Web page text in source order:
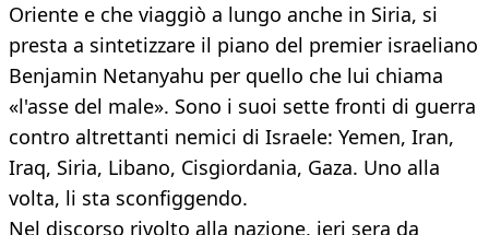
Oriente e che viaggiò a lungo anche in Siria, si
presta a sintetizzare il piano del premier israeliano
Benjamin Netanyahu per quello che lui chiama
«l'asse del male». Sono i suoi sette fronti di guerra
contro altrettanti nemici di Israele: Yemen, Iran,
Iraq, Siria, Libano, Cisgiordania, Gaza. Uno alla
volta, li sta sconfiggendo.
Nel discorso rivolto alla nazione, ieri sera da